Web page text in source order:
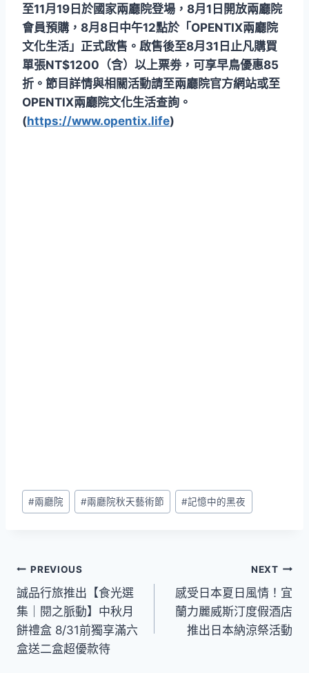
至11月19日於國家兩廳院登場，8月1日開放兩廳院
會員預購，8月8日中午12點於「OPENTIX兩廳院
文化生活」正式啟售。啟售後至8月31日止凡購買
單張NT$1200（含）以上票劵，可享早鳥優惠85
折。節目詳情與相關活動請至兩廳院官方網站或至
OPENTIX兩廳院文化生活查詢。
(https://www.opentix.life)
Post
Tags:
#兩廳院 #兩廳院秋天藝術節 #記憶中的黑夜
文
章
導
覽
PREVIOUS
誠品行旅推出【食光選
集｜閱之脈動】中秋月
餅禮盒 8/31前獨享滿六
盒送二盒超優款待
NEXT
感受日本夏日風情！宜
蘭力麗威斯汀度假酒店
推出日本納涼祭活動